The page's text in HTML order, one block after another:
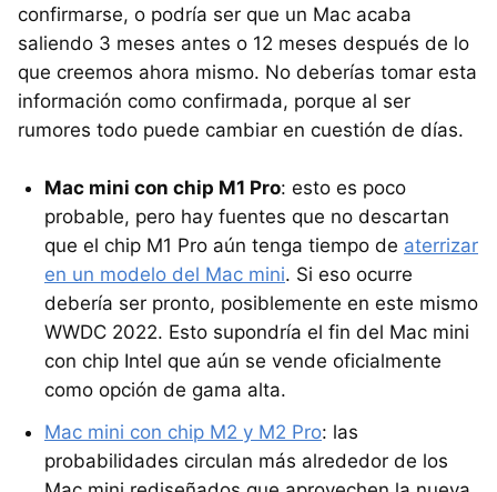
confirmarse, o podría ser que un Mac acaba
saliendo 3 meses antes o 12 meses después de lo
que creemos ahora mismo. No deberías tomar esta
información como confirmada, porque al ser
rumores todo puede cambiar en cuestión de días.
Mac mini con chip M1 Pro: esto es poco
probable, pero hay fuentes que no descartan
que el chip M1 Pro aún tenga tiempo de aterrizar
en un modelo del Mac mini. Si eso ocurre
debería ser pronto, posiblemente en este mismo
WWDC 2022. Esto supondría el fin del Mac mini
con chip Intel que aún se vende oficialmente
como opción de gama alta.
Mac mini con chip M2 y M2 Pro: las
probabilidades circulan más alrededor de los